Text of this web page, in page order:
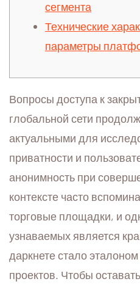
сегмента
Технические
параметры
Вопросы доступа к
глобальной сети
актуальными для
приватности и
анонимность при
контексте часто
торговые площадки, и
узнаваемых является
даркнете стало
проектов. Чтобы